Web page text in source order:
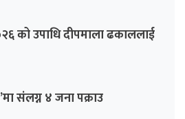
को उपाधि दीपमाला ढकाललाई
संलग्न ४ जना पक्राउ